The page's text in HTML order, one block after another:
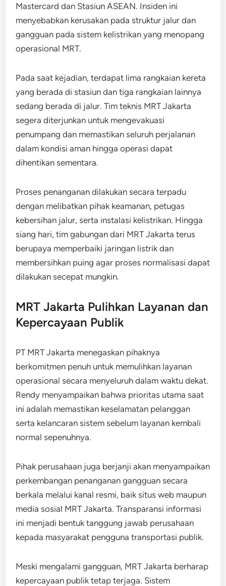
Mastercard dan Stasiun ASEAN. Insiden ini
menyebabkan kerusakan pada struktur jalur dan
gangguan pada sistem kelistrikan yang menopang
operasional MRT.
Pada saat kejadian, terdapat lima rangkaian kereta
yang berada di stasiun dan tiga rangkaian lainnya
sedang berada di jalur. Tim teknis MRT Jakarta
segera diterjunkan untuk mengevakuasi
penumpang dan memastikan seluruh perjalanan
dalam kondisi aman hingga operasi dapat
dihentikan sementara.
Proses penanganan dilakukan secara terpadu
dengan melibatkan pihak keamanan, petugas
kebersihan jalur, serta instalasi kelistrikan. Hingga
siang hari, tim gabungan dari MRT Jakarta terus
berupaya memperbaiki jaringan listrik dan
membersihkan puing agar proses normalisasi dapat
dilakukan secepat mungkin.
MRT Jakarta Pulihkan Layanan dan
Kepercayaan Publik
PT MRT Jakarta menegaskan pihaknya
berkomitmen penuh untuk memulihkan layanan
operasional secara menyeluruh dalam waktu dekat.
Rendy menyampaikan bahwa prioritas utama saat
ini adalah memastikan keselamatan pelanggan
serta kelancaran sistem sebelum layanan kembali
normal sepenuhnya.
Pihak perusahaan juga berjanji akan menyampaikan
perkembangan penanganan gangguan secara
berkala melalui kanal resmi, baik situs web maupun
media sosial MRT Jakarta. Transparansi informasi
ini menjadi bentuk tanggung jawab perusahaan
kepada masyarakat pengguna transportasi publik.
Meski mengalami gangguan, MRT Jakarta berharap
kepercayaan publik tetap terjaga. Sistem